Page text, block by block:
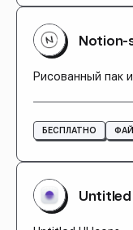
Notion-
Рисованный пак
БЕСПЛАТНО
Untitled